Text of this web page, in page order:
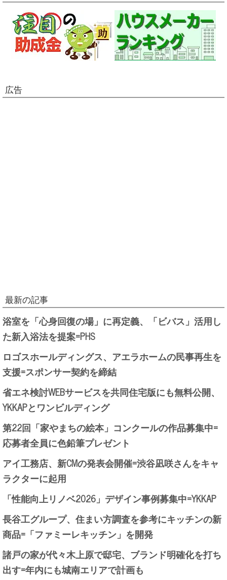
広告
最新の記事
浴室を「心身回復の場」に再定義、「ビバス」活用し
た新入浴法を提案=PHS
ロゴスホールディングス、アエラホームの民事再生を
支援=スポンサー契約を締結
省エネ検討WEBサービスを共同住宅版にも無料公開、
YKKAPとワンビルディング
第22回「家やまちの絵本」コンクールの作品募集中=
応募者全員に色鉛筆プレゼント
アイ工務店、新CMの発表会開催=渋谷凪咲さんをキャ
ラクターに起用
「性能向上リノベ2026」デザイン事例募集中=YKKAP
長谷工グループ、住まい方調査を参考にキッチンの新
商品=「ファミーレキッチン」を開発
諸戸の家が代々木上原で邸宅、ブランド明確化を打ち
出す=年内にも城南エリアで計画も